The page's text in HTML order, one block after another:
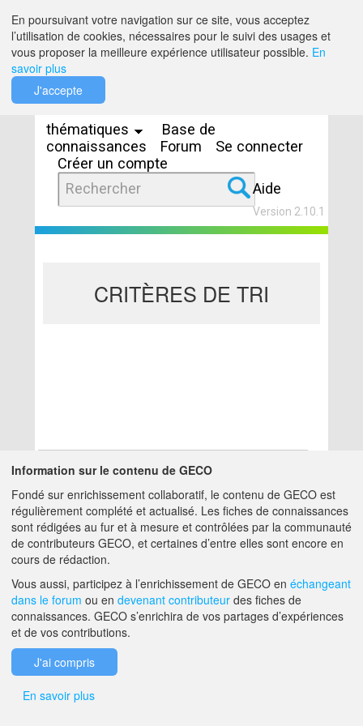
thématiques
Base de
connaissances
Forum
Se connecter
Créer un compte
Aide
Version 2.10.1
CRITÈRES DE TRI
Aucun résultat
A PROPOS DE GECO AIDE
F.A.Q. NOUS CONTACTER
En poursuivant votre navigation sur ce site, vous acceptez
l’utilisation de cookies, nécessaires pour le suivi des usages et
vous proposer la meilleure expérience utilisateur possible. En
savoir plus
J'accepte
Information sur le contenu de GECO
Fondé sur enrichissement collaboratif, le contenu de GECO est
régulièrement complété et actualisé. Les fiches de connaissances
sont rédigées au fur et à mesure et contrôlées par la communauté
de contributeurs GECO, et certaines d’entre elles sont encore en
cours de rédaction.
Vous aussi, participez à l’enrichissement de GECO en échangeant
dans le forum ou en devenant contributeur des fiches de
connaissances. GECO s’enrichira de vos partages d’expériences
et de vos contributions.
J'ai compris
En savoir plus